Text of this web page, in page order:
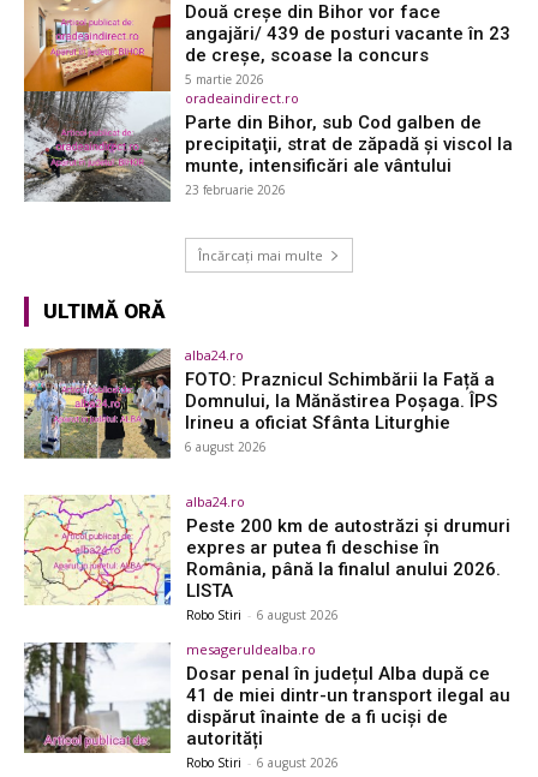
Două creșe din Bihor vor face
angajări/ 439 de posturi vacante în 23
de creșe, scoase la concurs
5 martie 2026
oradeaindirect.ro
Parte din Bihor, sub Cod galben de
precipitaţii, strat de zăpadă şi viscol la
munte, intensificări ale vântului
23 februarie 2026
Încărcați mai multe
ULTIMĂ ORĂ
alba24.ro
FOTO: Praznicul Schimbării la Față a
Domnului, la Mănăstirea Poșaga. ÎPS
Irineu a oficiat Sfânta Liturghie
6 august 2026
alba24.ro
Peste 200 km de autostrăzi și drumuri
expres ar putea fi deschise în
România, până la finalul anului 2026.
LISTA
Robo Stiri - 6 august 2026
mesageruldealba.ro
Dosar penal în județul Alba după ce
41 de miei dintr-un transport ilegal au
dispărut înainte de a fi uciși de
autorități
Robo Stiri - 6 august 2026